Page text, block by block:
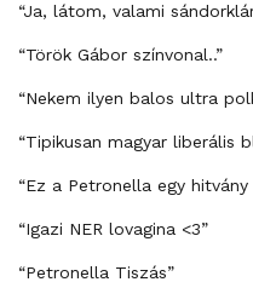
“Ja, látom, valami
“Török Gábor színvonal..”
“Nekem ilyen balos ultra
“Tipikusan magyar liberális
“Ez a Petronella egy hitvány
“Igazi NER lovagina <3”
“Petronella Tiszás”